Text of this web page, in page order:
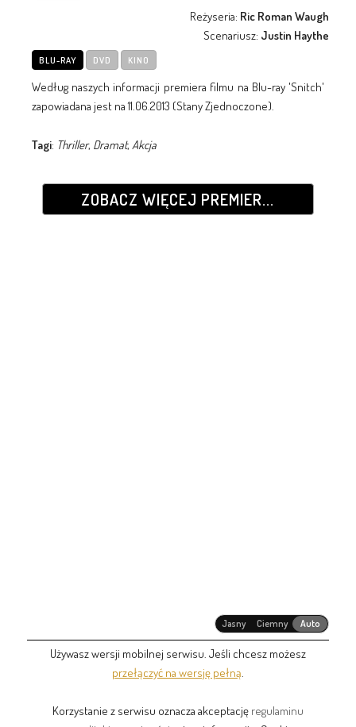
Reżyseria: Ric Roman Waugh
Scenariusz: Justin Haythe
BLU-RAY DVD KINO
Według naszych informacji premiera filmu na Blu-ray 'Snitch'
zapowiadana jest na 11.06.2013 (Stany Zjednoczone).
Tagi: Thriller, Dramat, Akcja
ZOBACZ WIĘCEJ PREMIER...
Jasny Ciemny Auto
Używasz wersji mobilnej serwisu. Jeśli chcesz możesz
przełączyć na wersję pełną
Korzystanie z serwisu oznacza akceptację regulaminu